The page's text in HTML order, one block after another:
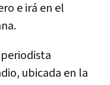
e irá en el
ubicada en la